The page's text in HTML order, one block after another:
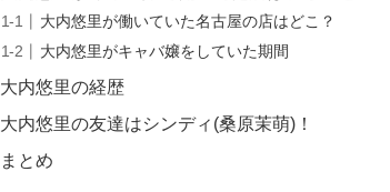
大内悠里が働いていた名古屋の店はどこ？
大内悠里がキャバ嬢をしていた期間
大内悠里の経歴
大内悠里の友達はシンディ(桑原茉萌)！
まとめ